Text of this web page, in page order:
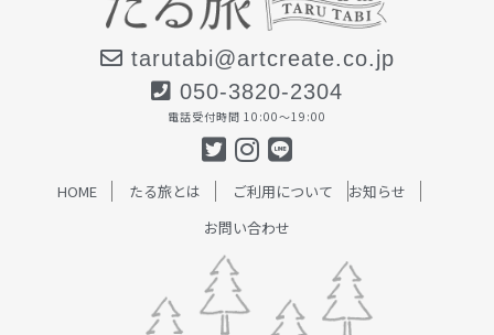
tarutabi@artcreate.co.jp
050-3820-2304
電話受付時間 10:00〜19:00
HOME たる旅とは ご利用について
お知らせ
お問い合わせ